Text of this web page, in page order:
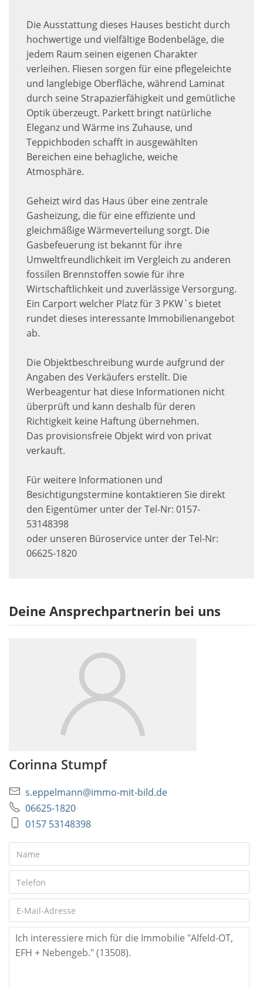
Die Ausstattung dieses Hauses besticht durch
hochwertige und vielfältige Bodenbeläge, die
jedem Raum seinen eigenen Charakter
verleihen. Fliesen sorgen für eine pflegeleichte
und langlebige Oberfläche, während Laminat
durch seine Strapazierfähigkeit und gemütliche
Optik überzeugt. Parkett bringt natürliche
Eleganz und Wärme ins Zuhause, und
Teppichboden schafft in ausgewählten
Bereichen eine behagliche, weiche
Atmosphäre.
Geheizt wird das Haus über eine zentrale
Gasheizung, die für eine effiziente und
gleichmäßige Wärmeverteilung sorgt. Die
Gasbefeuerung ist bekannt für ihre
Umweltfreundlichkeit im Vergleich zu anderen
fossilen Brennstoffen sowie für ihre
Wirtschaftlichkeit und zuverlässige Versorgung.
Ein Carport welcher Platz für 3 PKW`s bietet
rundet dieses interessante Immobilienangebot
ab.
Die Objektbeschreibung wurde aufgrund der
Angaben des Verkäufers erstellt. Die
Werbeagentur hat diese Informationen nicht
überprüft und kann deshalb für deren
Richtigkeit keine Haftung übernehmen.
Das provisionsfreie Objekt wird von privat
verkauft.
Für weitere Informationen und
Besichtigungstermine kontaktieren Sie direkt
den Eigentümer unter der Tel-Nr: 0157-
53148398
oder unseren Büroservice unter der Tel-Nr:
06625-1820
Deine Ansprechpartnerin bei uns
Corinna Stumpf
s.eppelmann@immo-mit-bild.de
06625-1820
0157 53148398